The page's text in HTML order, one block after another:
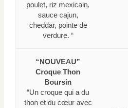
poulet, riz mexicain,
sauce cajun,
cheddar, pointe de
verdure. “
“NOUVEAU”
Croque Thon
Boursin
“Un croque qui a du
thon et du cœur avec